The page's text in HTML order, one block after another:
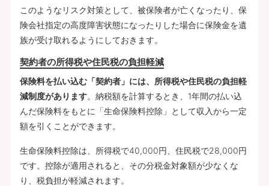
このようなリスク対策として、被保険者が亡くなったり、保
険会社指定の高度障害状態になったりした場合に保険金を遺
族が受け取れるようにしておきます。
契約者の所得税や住民税の負担軽減
保険料を払い込む「契約者」には、所得税や住民税の負担軽
減制度があります。納税額を計算するとき、1年間の払い込
んだ保険料をもとに「生命保険料控除」として収入から一定
額を引くことができます。
生命保険料控除は、所得税で40,000円、住民税で28,000円
です。控除が適用されると、その分税金対象額が少なくな
り、税負担が軽減されます。